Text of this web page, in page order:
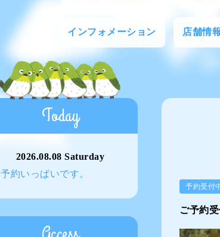
インフォメーション 店舗情
予約受付
ご予約
Today
2026.08.08 Saturday
予約いっぱいです。